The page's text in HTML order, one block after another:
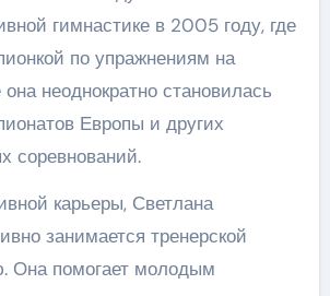
гимнастике в 2005 году, где
по упражнениям на
неоднократно становилась
Европы и других
соревнований.
карьеры, Светлана
занимается тренерской
Она помогает молодым